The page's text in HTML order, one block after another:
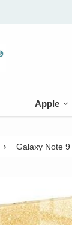
Apple
Galaxy Note 9